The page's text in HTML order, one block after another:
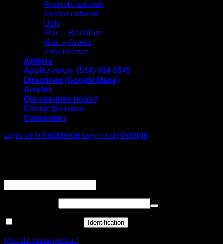
Produits naturels
Savons naturels
Utils
Vrac – Bionature
Vrac – Oneka
Zéro Déchet
Ateliers
Applez-nous: (514) 910-3545
Directions (Google Maps)
Articles
Qui sommes-nous?
Contactez-nous
Connexion
Login with Facebook Login with Google
Identification
Mot de passe perdu ?